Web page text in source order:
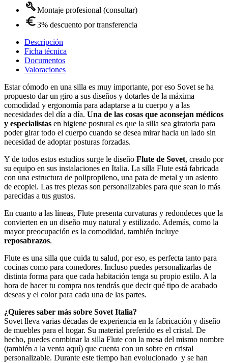
Montaje profesional (consultar)
3% descuento por transferencia
Descripción
Ficha técnica
Documentos
Valoraciones
Estar cómodo en una silla es muy importante, por eso Sovet se ha
propuesto dar un giro a sus diseños y dotarles de la máxima
comodidad y ergonomía para adaptarse a tu cuerpo y a las
necesidades del día a día. Una de las cosas que aconsejan médicos
y especialistas en higiene postural es que la silla sea giratoria para
poder girar todo el cuerpo cuando se desea mirar hacia un lado sin
necesidad de adoptar posturas forzadas.
Y de todos estos estudios surge le diseño Flute de Sovet, creado por
su equipo en sus instalaciones en Italia. La silla Flute está fabricada
con una estructura de polipropileno, una pata de metal y un asiento
de ecopiel. Las tres piezas son personalizables para que sean lo más
parecidas a tus gustos.
En cuanto a las líneas, Flute presenta curvaturas y redondeces que la
convierten en un diseño muy natural y estilizado. Además, como la
mayor preocupación es la comodidad, también incluye
reposabrazos.
Flute es una silla que cuida tu salud, por eso, es perfecta tanto para
cocinas como para comedores. Incluso puedes personalizarlas de
distinta forma para que cada habitación tenga su propio estilo. A la
hora de hacer tu compra nos tendrás que decir qué tipo de acabado
deseas y el color para cada una de las partes.
¿Quieres saber más sobre Sovet Italia?
Sovet lleva varias décadas de experiencia en la fabricación y diseño
de muebles para el hogar. Su material preferido es el cristal. De
hecho, puedes combinar la silla Flute con la mesa del mismo nombre
(también a la venta aquí) que cuenta con un sobre en cristal
personalizable. Durante este tiempo han evolucionado y se han